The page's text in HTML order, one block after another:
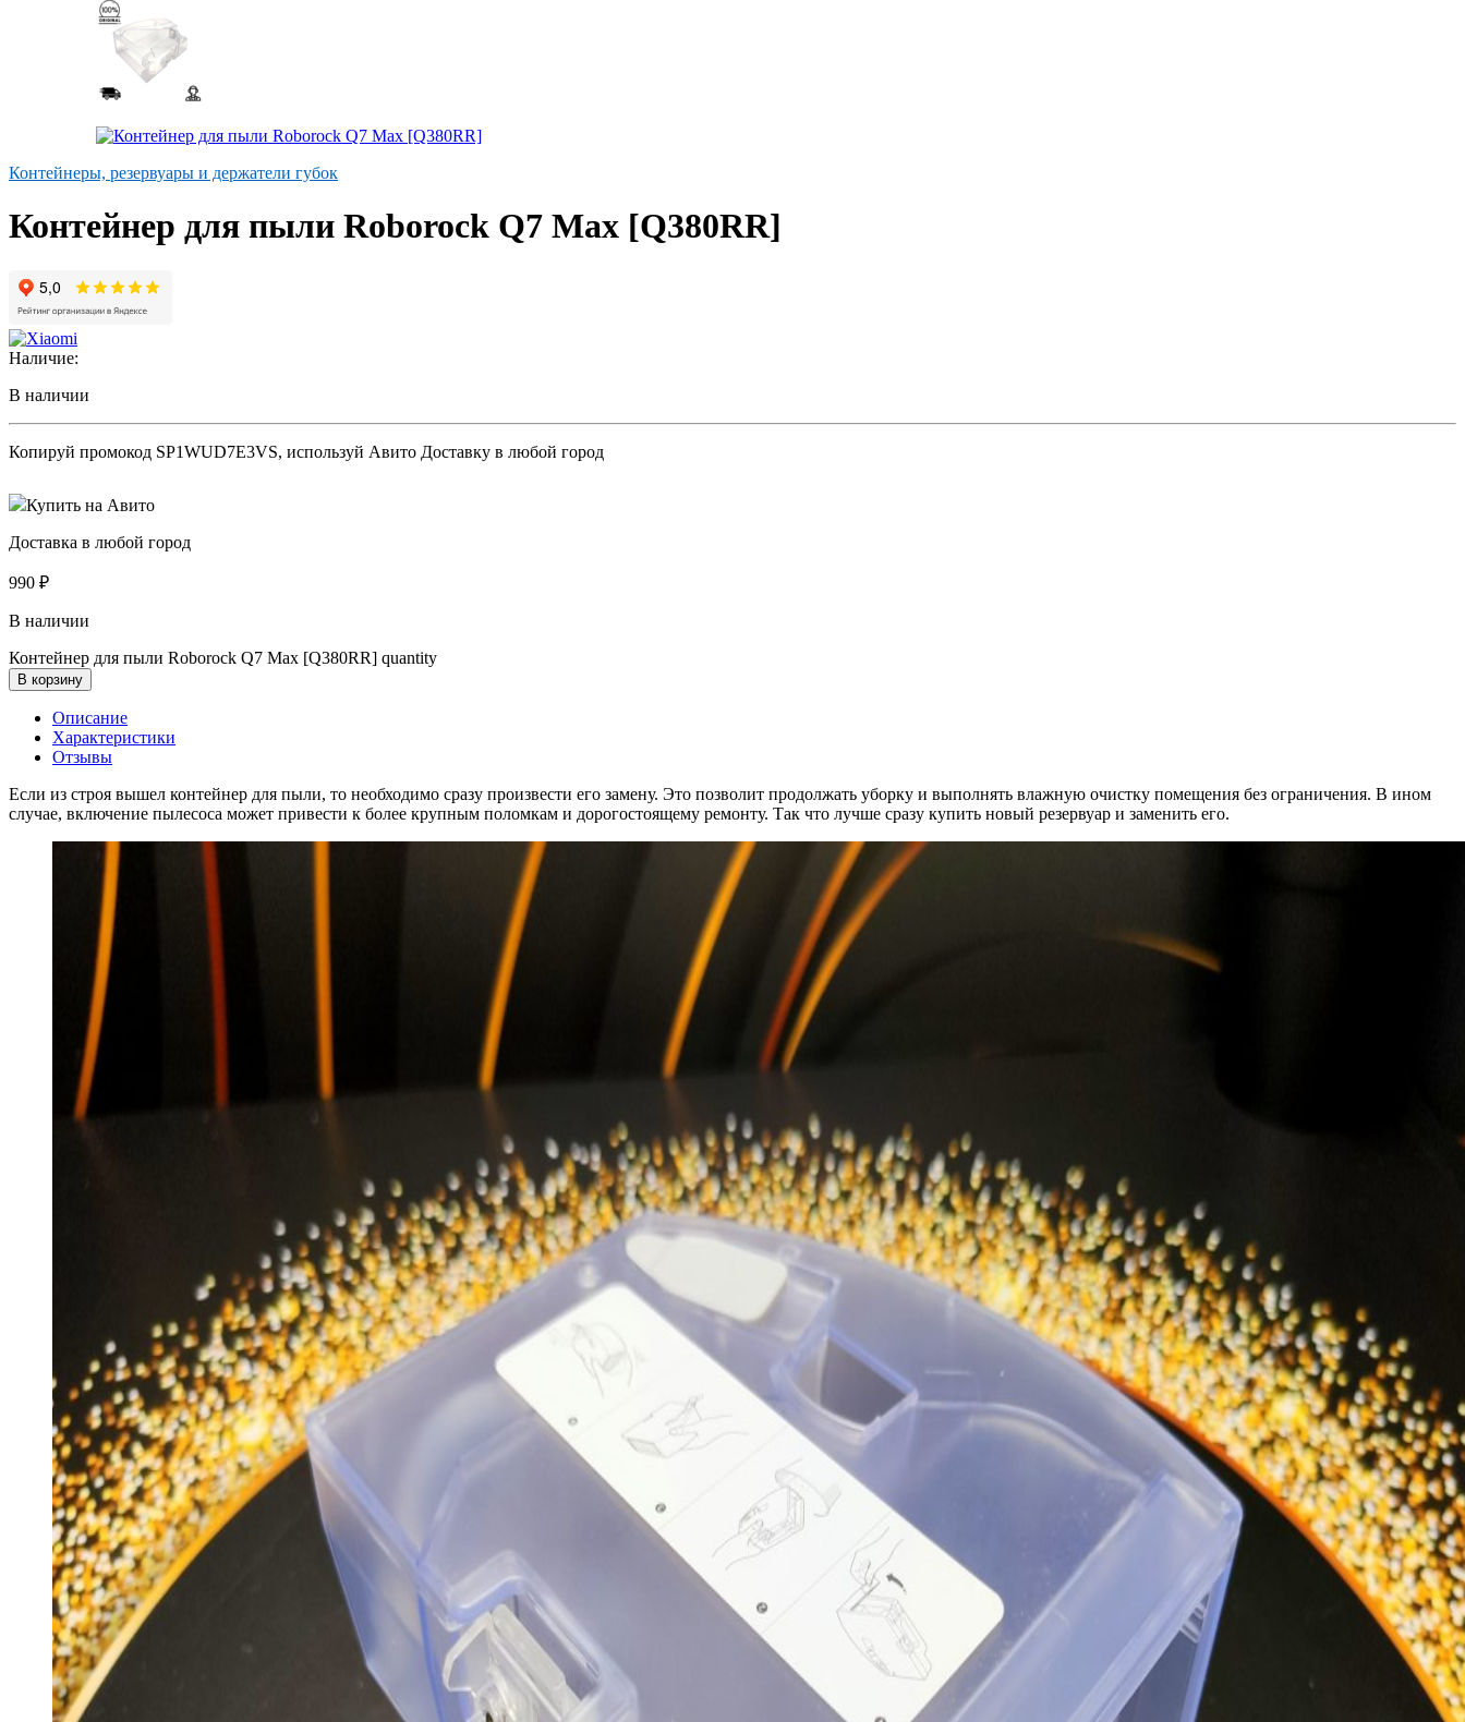
Контейнеры, резервуары и держатели губок
Контейнер для пыли Roborock Q7 Max [Q380RR]
Наличие:
В наличии
Копируй промокод SP1WUD7E3VS, используй Авито Доставку в любой город
Купить на Авито
Доставка в любой город
990 ₽
В наличии
Контейнер для пыли Roborock Q7 Max [Q380RR] quantity
В корзину
Описание
Характеристики
Отзывы
Если из строя вышел контейнер для пыли, то необходимо сразу произвести его замену. Это позволит продолжать уборку и выполнять влажную очистку помещения без ограничения. В ином
случае, включение пылесоса может привести к более крупным поломкам и дорогостоящему ремонту. Так что лучше сразу купить новый резервуар и заменить его.